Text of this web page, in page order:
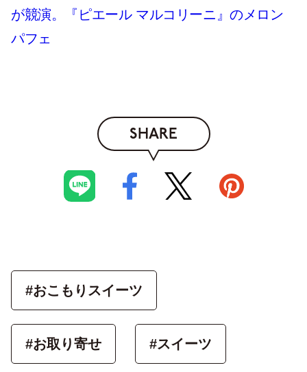
が競演。『ピエール マルコリーニ』のメロン
パフェ
SHARE
#おこもりスイーツ
#お取り寄せ #スイーツ